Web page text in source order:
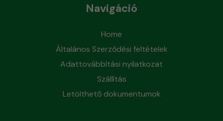
Navigáció
Home
Általános Szerződési feltételek
Adattovábbítási nyilatkozat
Szállítás
Letölthető dokumentumok